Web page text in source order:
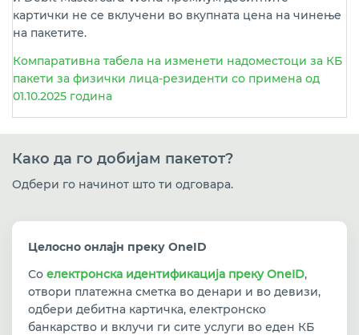
картички не се вклучени во вкупната цена на чинење
на пакетите.
Компаративна табела на изменети надоместоци за КБ
пакети за физички лица-резиденти со примена од
01.10.2025 година
Како да го добијам пакетот?
Одбери го начинот што ти одговара.
Целосно онлајн преку OneID
Со електронска идентификација преку OneID,
отвори платежна сметка во денари и во девизи,
одбери дебитна картичка, електронско
банкарство и вклучи ги сите услуги во еден КБ